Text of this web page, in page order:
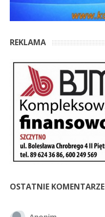
REKLAMA
OSTATNIE KOMENTARZE